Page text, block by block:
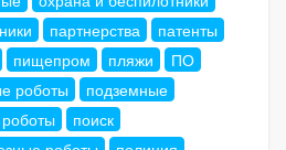
партнерства
патенты
пищепром пляжи
ПО
роботы
подземные
поиск